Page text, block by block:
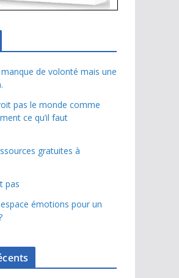
manque de volonté mais une
pas le monde comme
ce qu’il faut
gratuites à
pas
émotions pour un